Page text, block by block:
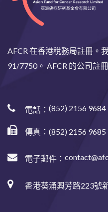
AFCR 在香港稅務局註冊。
91/7750。 AFCR 的公司註
電話： (852) 2156 9684
傳真：(852) 2156 9685
電子郵件：
香港葵涌興芳路223號